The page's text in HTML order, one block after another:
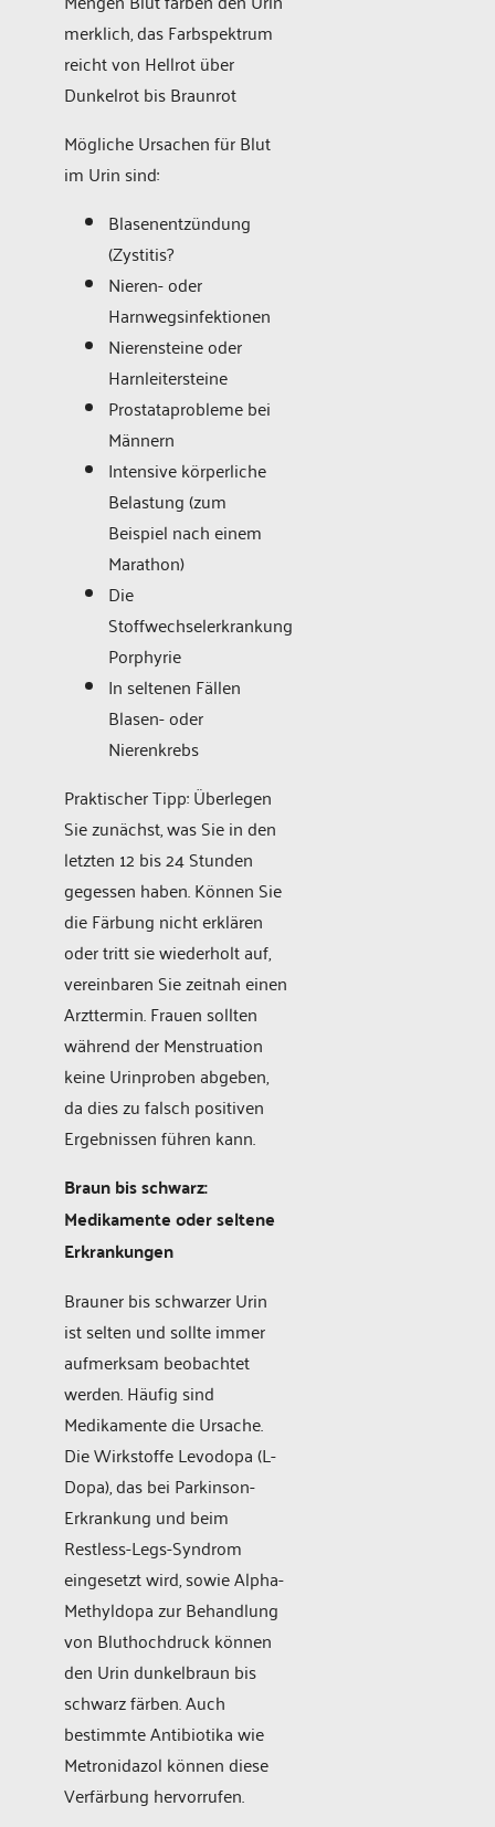
merklich, das Farbspektrum
reicht von Hellrot über
Dunkelrot bis Braunrot
Mögliche Ursachen für Blut
im Urin sind:
Blasenentzündung
(Zystitis?
Nieren- oder
Harnwegsinfektionen
Nierensteine oder
Harnleitersteine
Prostataprobleme bei
Männern
Intensive körperliche
Belastung (zum
Beispiel nach einem
Marathon)
Die
Stoffwechselerkrankung
Porphyrie
In seltenen Fällen
Blasen- oder
Nierenkrebs
Praktischer Tipp: Überlegen
Sie zunächst, was Sie in den
letzten 12 bis 24 Stunden
gegessen haben. Können Sie
die Färbung nicht erklären
oder tritt sie wiederholt auf,
vereinbaren Sie zeitnah einen
Arzttermin. Frauen sollten
während der Menstruation
keine Urinproben abgeben,
da dies zu falsch positiven
Ergebnissen führen kann.
Braun bis schwarz:
Medikamente oder seltene
Erkrankungen
Brauner bis schwarzer Urin
ist selten und sollte immer
aufmerksam beobachtet
werden. Häufig sind
Medikamente die Ursache.
Die Wirkstoffe Levodopa (L-
Dopa), das bei Parkinson-
Erkrankung und beim
Restless-Legs-Syndrom
eingesetzt wird, sowie Alpha-
Methyldopa zur Behandlung
von Bluthochdruck können
den Urin dunkelbraun bis
schwarz färben. Auch
bestimmte Antibiotika wie
Metronidazol können diese
Verfärbung hervorrufen.